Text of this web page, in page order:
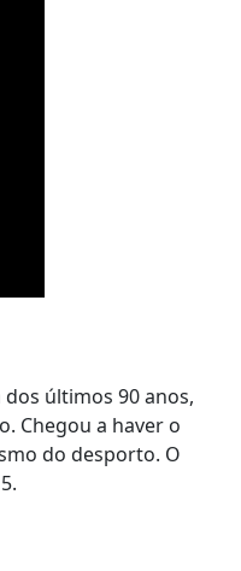
últimos 90 anos,
Chegou a haver o
do desporto. O